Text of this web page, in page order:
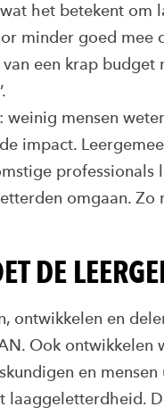
het betekent om
minder goed mee
een krap budget
weinig mensen
impact.
professionals
omgaan. Zo
DE
ontwikkelen en
Ook ontwikkelen
en
laaggeletterdheid.